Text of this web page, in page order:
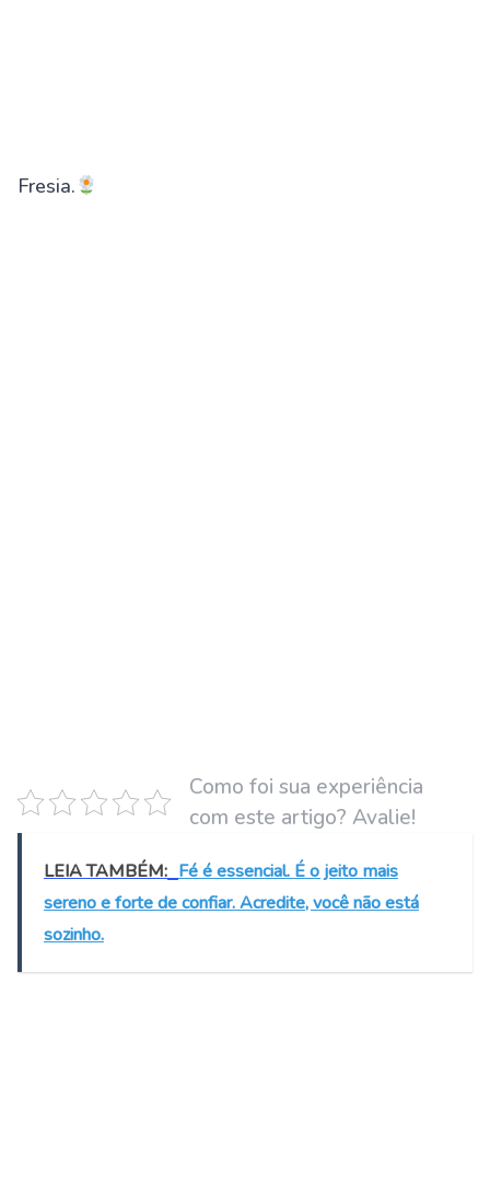
Fresia.
Como foi sua experiência
com este artigo? Avalie!
LEIA TAMBÉM: Fé é essencial. É o jeito mais
sereno e forte de confiar. Acredite, você não está
sozinho.